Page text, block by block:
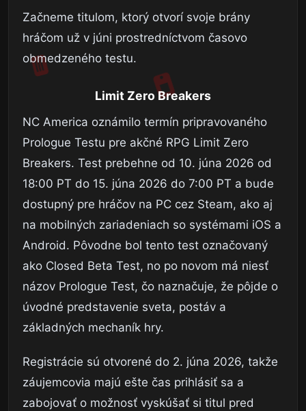
Začneme titulom, ktorý otvorí svoje brány
hráčom už v júni prostredníctvom časovo
obmedzeného testu.
Limit Zero Breakers
NC America oznámilo termín pripravovaného
Prologue Testu pre akčné RPG Limit Zero
Breakers. Test prebehne od 10. júna 2026 od
18:00 PT do 15. júna 2026 do 7:00 PT a bude
dostupný pre hráčov na PC cez Steam, ako aj
na mobilných zariadeniach so systémami iOS a
Android. Pôvodne bol tento test označovaný
ako Closed Beta Test, no po novom má niesť
názov Prologue Test, čo naznačuje, že pôjde o
úvodné predstavenie sveta, postáv a
základných mechaník hry.
Registrácie sú otvorené do 2. júna 2026, takže
záujemcovia majú ešte čas prihlásiť sa a
zabojovať o možnosť vyskúšať si titul pred